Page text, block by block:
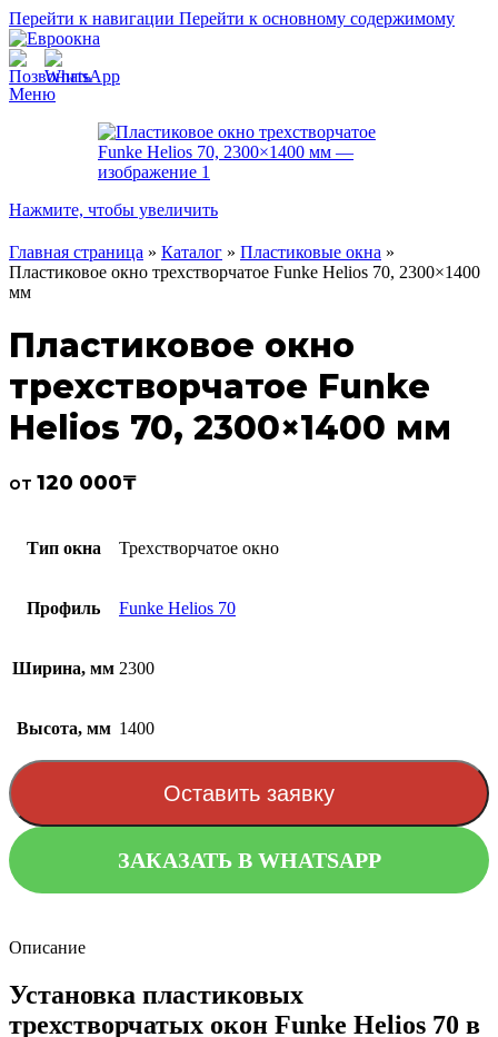
Перейти к навигации Перейти к основному содержимому
Меню
Нажмите, чтобы увеличить
Главная страница » Каталог » Пластиковые окна »
Пластиковое окно трехстворчатое Funke Helios 70, 2300×1400
мм
Пластиковое окно
трехстворчатое Funke
Helios 70, 2300×1400 мм
от 120 000₸
Тип окна Трехстворчатое окно
Профиль Funke Helios 70
Ширина, мм 2300
Высота, мм 1400
Оставить заявку
ЗАКАЗАТЬ В WHATSAPP
Описание
Установка пластиковых
трехстворчатых окон Funke Helios 70 в